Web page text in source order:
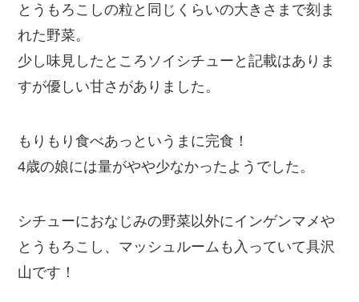
とうもろこしの粒と同じくらいの大きさまで刻ま
れた野菜。
少し味見したところソイシチューと記載はありま
すが優しい甘さがありました。
もりもり食べあっというまに完食！
4歳の娘には量がやや少なかったようでした。
シチューにおなじみの野菜以外にインゲンマメや
とうもろこし、マッシュルームも入っていて具沢
山です！